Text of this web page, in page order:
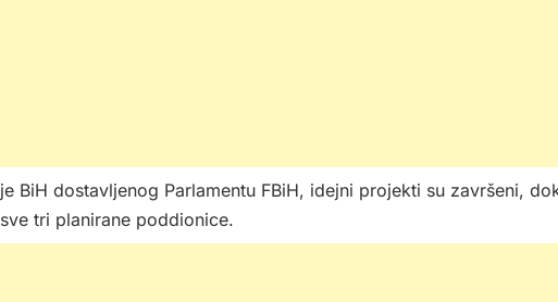
BiH dostavljenog Parlamentu FBiH, idejni projekti su završeni,
tri planirane poddionice.